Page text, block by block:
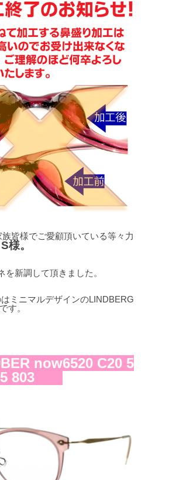
皆様でご愛顧頂いている等々力
S様。
を新調して頂きました。
ミニマルデザインのLINDBERG
す。
now6520 C20 5
803